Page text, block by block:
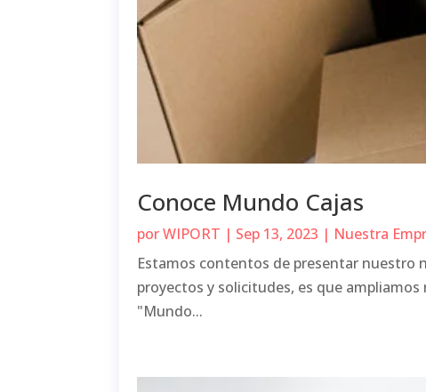
Conoce Mundo Cajas
porWIPORT | Sep 13, 2023 | Nuestra
Estamos contentos de presentar nuestro
proyectos y solicitudes, es que
"Mundo...